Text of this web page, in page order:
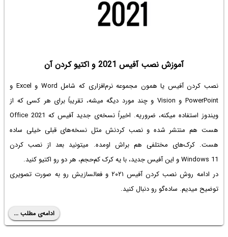
آموزش نصب آفیس 2021 و اکتیو کردن آن
نصب کردن آفیس یا همون مجموعه نرم‌افزاری که شامل Word و Excel و
PowerPoint و Vision و چند مورد دیگه میشه، تقریباً برای هر کسی که از
ویندوز استفاده میکنه، ضروریه. اخیراً نسخه‌ی جدید آفیس که Office 2021
هست هم منتشر شده و نصب کردنش مثل نسخه‌های قبلی خیلی ساده
هست. کرک‌های مختلفی هم براش اومده. میتونید بعد از نصب کردن
Windows 11 و این آفیس جدید، با یه کرک کم‌حجم، هر دو رو اکتیو کنید.
در ادامه روش نصب کردن آفیس ۲۰۲۱ و فعالسازیش رو به صورت تصویری
توضیح میدیم. ساده‌گو رو دنبال کنید.
ادامه‌ی مطلب ...